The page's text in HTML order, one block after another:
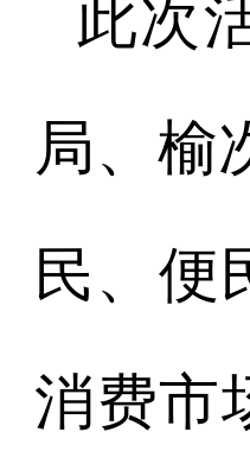
此次
局、榆
民、便
消费市